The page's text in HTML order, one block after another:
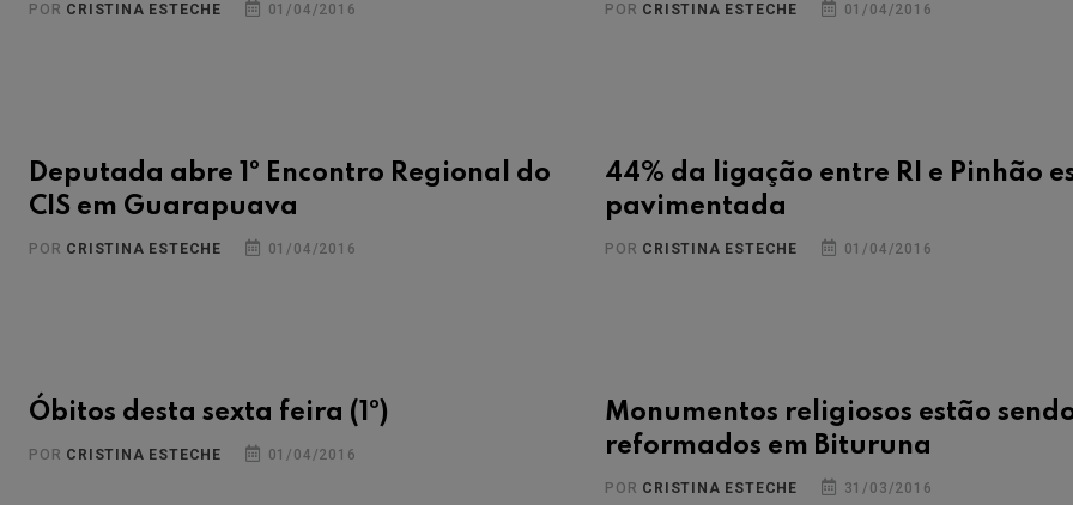
POR CRISTINA ESTECHE 01/04/2016 POR CRISTINA ESTECHE 01/04/2016
Deputada abre 1º Encontro Regional do
CIS em Guarapuava
POR CRISTINA ESTECHE 01/04/2016
44% da ligação entre RI e Pinhão
pavimentada
POR CRISTINA ESTECHE 01/04/2016
Óbitos desta sexta feira (1º)
POR CRISTINA ESTECHE 01/04/2016
Monumentos religiosos estão
reformados em Bituruna
POR CRISTINA ESTECHE 31/03/2016